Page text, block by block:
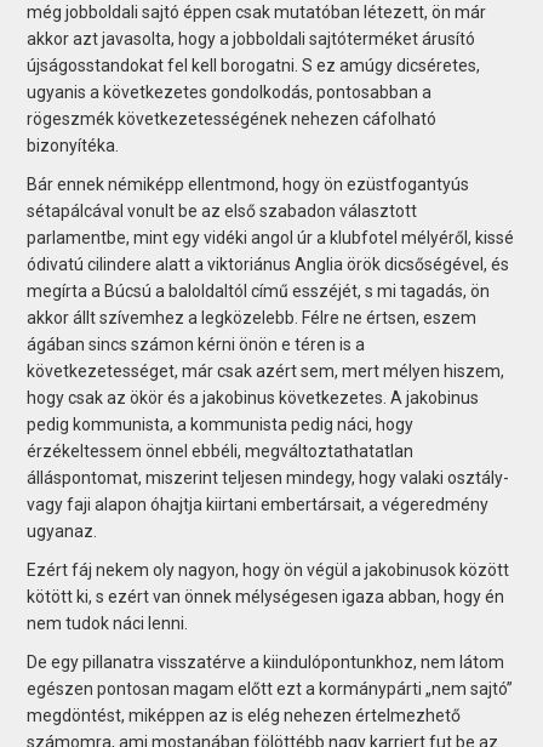
még jobboldali sajtó éppen csak mutatóban létezett, ön már
akkor azt javasolta, hogy a jobboldali sajtóterméket árusító
újságosstandokat fel kell borogatni. S ez amúgy dicséretes,
ugyanis a következetes gondolkodás, pontosabban a
rögeszmék következetességének nehezen cáfolható
bizonyítéka.
Bár ennek némiképp ellentmond, hogy ön ezüstfogantyús
sétapálcával vonult be az első szabadon választott
parlamentbe, mint egy vidéki angol úr a klubfotel mélyéről, kissé
ódivatú cilindere alatt a viktoriánus Anglia örök dicsőségével, és
megírta a Búcsú a baloldaltól című esszéjét, s mi tagadás, ön
akkor állt szívemhez a legközelebb. Félre ne értsen, eszem
ágában sincs számon kérni önön e téren is a
következetességet, már csak azért sem, mert mélyen hiszem,
hogy csak az ökör és a jakobinus következetes. A jakobinus
pedig kommunista, a kommunista pedig náci, hogy
érzékeltessem önnel ebbéli, megváltoztathatatlan
álláspontomat, miszerint teljesen mindegy, hogy valaki osztály-
vagy faji alapon óhajtja kiirtani embertár­sait, a végeredmény
ugyanaz.
Ezért fáj nekem oly nagyon, hogy ön végül a jakobinusok között
kötött ki, s ezért van önnek mélységesen igaza abban, hogy én
nem tudok náci lenni.
De egy pillanatra visszatérve a kiindulópontunkhoz, nem látom
egészen pontosan magam előtt ezt a kormánypárti „nem sajtó”
megdöntést, miképpen az is elég nehezen értelmezhető
számomra, ami mostanában fölöttébb nagy karriert fut be az